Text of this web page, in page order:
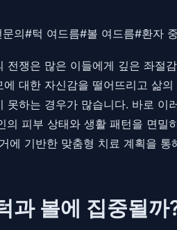
의#턱 여드름#볼 여드름#환자
전쟁은 많은 이들에게 깊은 좌절
대한 자신감을 떨어뜨리고 삶
하는 경우가 많습니다. 바로 이
의 피부 상태와 생활 패턴을 면밀
에 기반한 맞춤형 치료 계획을
과 볼에 집중될까